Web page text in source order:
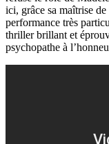
ici, grâce sa maîtrise
performance très
thriller brillant et
psychopathe à